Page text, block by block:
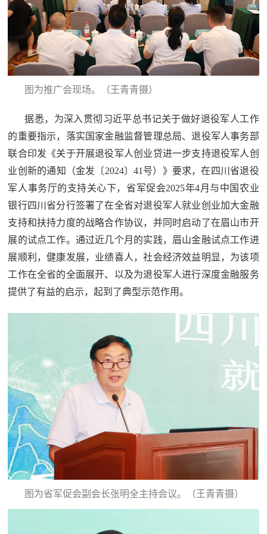
范
英
模
范
退
军
人
采
退
役
军
人
风
采
退
役
军
人
退
役
军
人
务
文
化
防
文
国
防
红
色
图为推广会现场。（王青青摄）
据悉，为深入贯彻习近平总书记关于做好退役军人工作
的重要指示，落实国家金融监督管理总局、退役军人事务部
联合印发《关于开展退役军人创业贷进一步支持退役军人创
业创新的通知（金发〔2024〕41号）》要求，在四川省退役
军人事务厅的支持关心下，省军促会2025年4月与中国农业
银行四川省分行签署了在全省对退役军人就业创业加大金融
支持和扶持力度的战略合作协议，并同时启动了在眉山市开
展的试点工作。通过近几个月的实践，眉山金融试点工作进
展顺利，健康发展，业绩喜人，社会经济效益明显，为该项
工作在全省的全面展开、以及为退役军人进行深度金融服务
提供了有益的启示，起到了典型示范作用。
图为省军促会副会长张明全主持会议。（王青青摄）